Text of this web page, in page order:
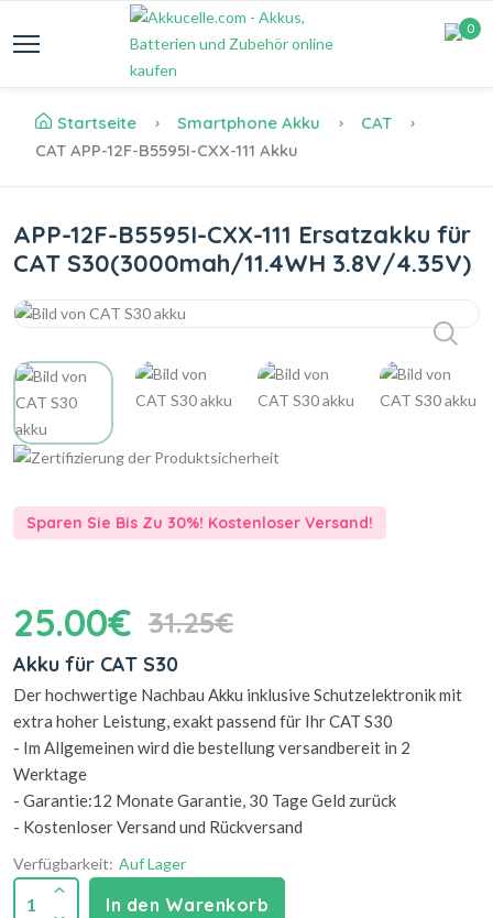
0
Startseite Smartphone Akku
CAT
CAT APP-12F-B5595I-CXX-111 Akku
APP-12F-B5595I-CXX-111 Ersatzakku für
CAT S30(3000mah/11.4WH 3.8V/4.35V)
Sparen Sie Bis Zu 30%! Kostenloser Versand!
25.00€ 31.25€
Akku für CAT S30
Der hochwertige Nachbau Akku inklusive Schutzelektronik mit
extra hoher Leistung, exakt passend für Ihr CAT S30
- Im Allgemeinen wird die bestellung versandbereit in 2
Werktage
- Garantie:12 Monate Garantie, 30 Tage Geld zurück
- Kostenloser Versand und Rückversand
Verfügbarkeit: Auf Lager
1 In den Warenkorb